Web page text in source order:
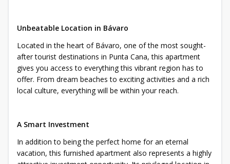
Unbeatable Location in Bávaro
Located in the heart of Bávaro, one of the most sought-
after tourist destinations in Punta Cana, this apartment
gives you access to everything this vibrant region has to
offer. From dream beaches to exciting activities and a rich
local culture, everything will be within your reach.
A Smart Investment
In addition to being the perfect home for an eternal
vacation, this furnished apartment also represents a highly